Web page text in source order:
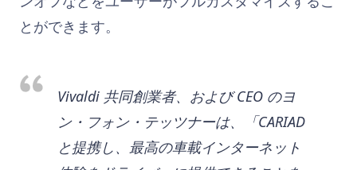
とができます。
Vivaldi 共同創業者、および CEO のヨ
ン・フォン・テッツナーは、「CARIAD
と提携し、最高の車載インターネット